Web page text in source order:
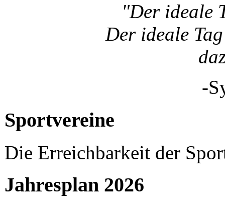
"Der ideale
Der ideale
-
Sportvereine
Die Erreichbarkeit der
Jahresplan 2026